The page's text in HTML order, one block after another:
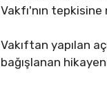
Vakfı'nın tepkisine
Vakıftan yapılan
bağışlanan